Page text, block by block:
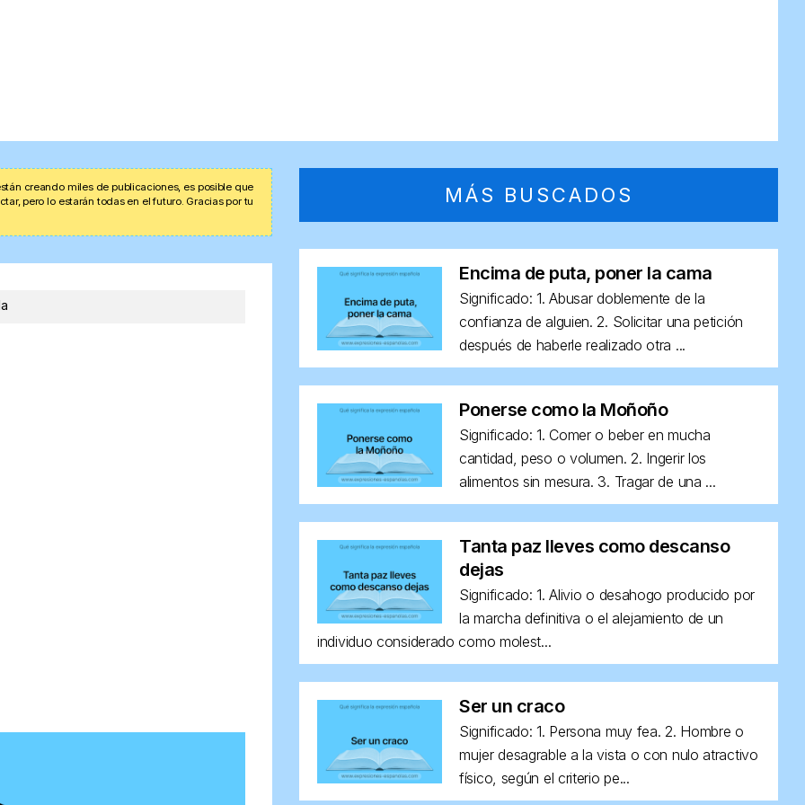
creando miles de publicaciones, es posible que
pero lo estarán todas en el futuro. Gracias por tu
MÁS BUSCADOS
Encima de puta, poner la cama
Significado: 1. Abusar doblemente de la
confianza de alguien. 2. Solicitar una petición
después de haberle realizado otra ...
Ponerse como la Moñoño
Significado: 1. Comer o beber en mucha
cantidad, peso o volumen. 2. Ingerir los
alimentos sin mesura. 3. Tragar de una ...
Tanta paz lleves como descanso
dejas
Significado: 1. Alivio o desahogo producido por
la marcha definitiva o el alejamiento de un
individuo considerado como molest...
Ser un craco
Significado: 1. Persona muy fea. 2. Hombre o
mujer desagrable a la vista o con nulo atractivo
físico, según el criterio pe...